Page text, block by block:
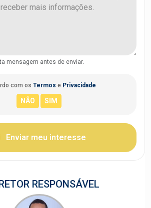
mensagem antes de enviar.
com os Termos e Privacidade
Enviar meu interesse
RESPONSÁVEL